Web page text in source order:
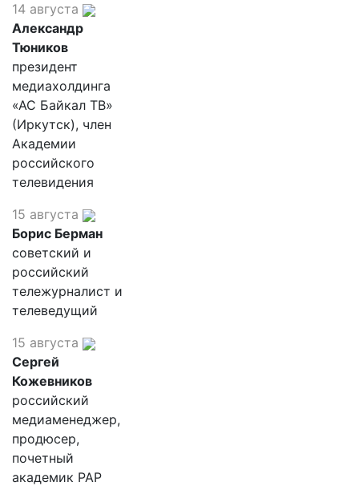
14 августа
Александр
Тюников
президент
медиахолдинга
«АС Байкал ТВ»
(Иркутск), член
Академии
российского
телевидения
15 августа
Борис Берман
советский и
российский
тележурналист и
телеведущий
15 августа
Сергей
Кожевников
российский
медиаменеджер,
продюсер,
почетный
академик РАР